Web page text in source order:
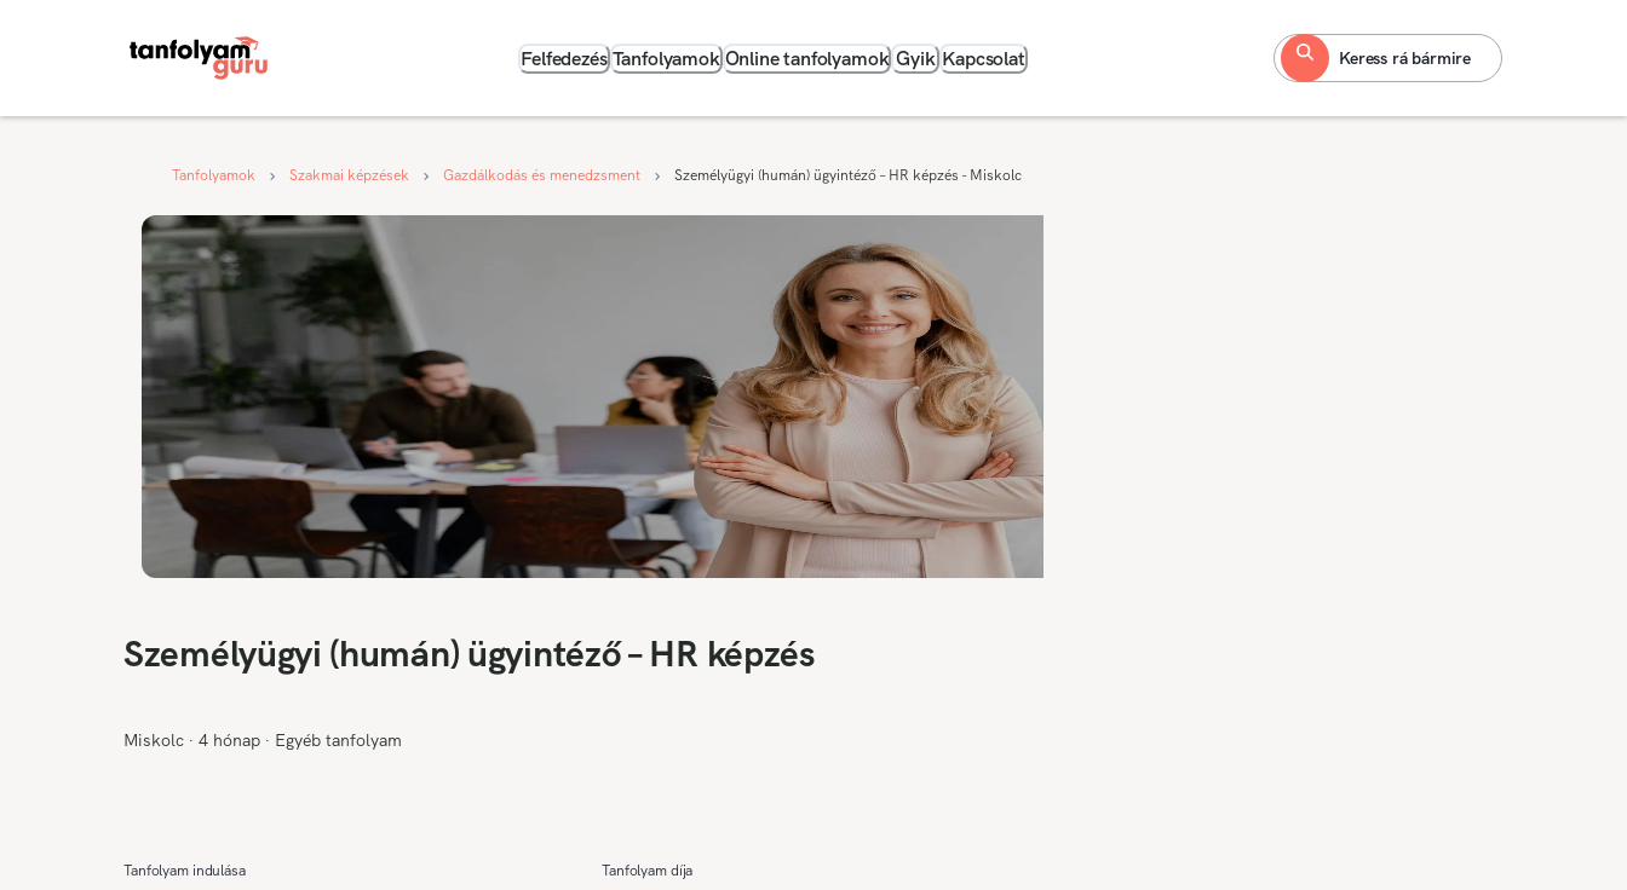
Felfedezés Tanfolyamok Online tanfolyamok Gyik Kapcsolat Keress rá bármire
Tanfolyamok Szakmai képzések Gazdálkodás és menedzsment Személyügyi (humán) ügyintéző – HR képzés - Miskolc
Személyügyi (humán) ügyintéző – HR képzés
Miskolc ∙ 4 hónap ∙ Egyéb tanfolyam
Tanfolyam indulása Tanfolyam díja